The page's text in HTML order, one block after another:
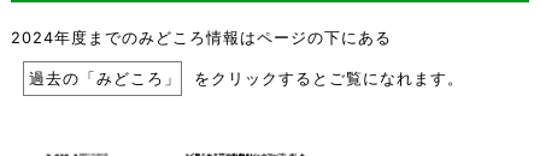
2024年度までのみどころ情報はページの下にある
過去の「みどころ」 をクリックするとご覧になれます。